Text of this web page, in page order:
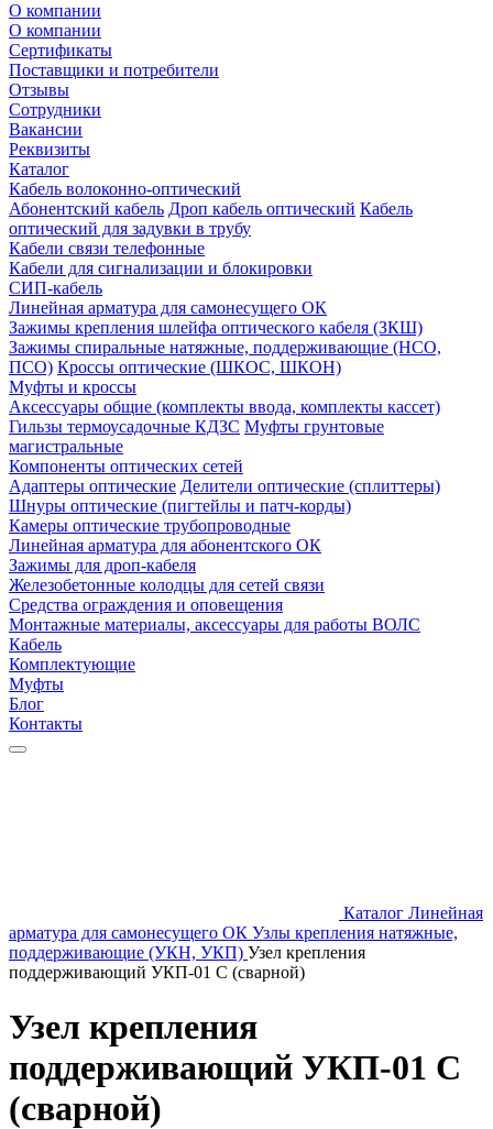
О компании
О компании
Сертификаты
Поставщики и потребители
Отзывы
Сотрудники
Вакансии
Реквизиты
Каталог
Кабель волоконно-оптический
Абонентский кабель Дроп кабель оптический Кабель
оптический для задувки в трубу
Кабели связи телефонные
Кабели для сигнализации и блокировки
СИП-кабель
Линейная арматура для самонесущего ОК
Зажимы крепления шлейфа оптического кабеля (ЗКШ)
Зажимы спиральные натяжные, поддерживающие (НСО,
ПСО) Кроссы оптические (ШКОС, ШКОН)
Муфты и кроссы
Аксессуары общие (комплекты ввода, комплекты кассет)
Гильзы термоусадочные КДЗС Муфты грунтовые
магистральные
Компоненты оптических сетей
Адаптеры оптические Делители оптические (сплиттеры)
Шнуры оптические (пигтейлы и патч-корды)
Камеры оптические трубопроводные
Линейная арматура для абонентского ОК
Зажимы для дроп-кабеля
Железобетонные колодцы для сетей связи
Средства ограждения и оповещения
Монтажные материалы, аксессуары для работы ВОЛС
Кабель
Комплектующие
Муфты
Блог
Контакты
Каталог Линейная
арматура для самонесущего ОК Узлы крепления натяжные,
поддерживающие (УКН, УКП) Узел крепления
поддерживающий УКП-01 С (сварной)
Узел крепления
поддерживающий УКП-01 С
(сварной)